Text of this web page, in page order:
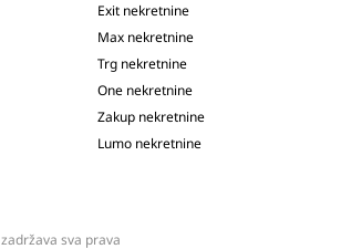
Exit nekretnine
Max nekretnine
Trg nekretnine
One nekretnine
Zakup nekretnine
Lumo nekretnine
zadržava sva prava